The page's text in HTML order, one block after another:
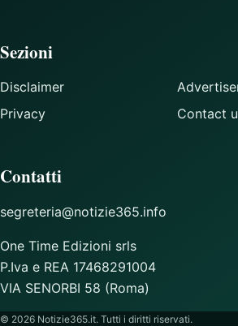
Sezioni
Disclaimer
Privacy
Contact
Contatti
segreteria@notizie365.info
One Time Edizioni srls
P.Iva e REA 17468291004
VIA SENORBI 58 (Roma)
© 2026 Notizie365.it. Tutti i diritti riservati.